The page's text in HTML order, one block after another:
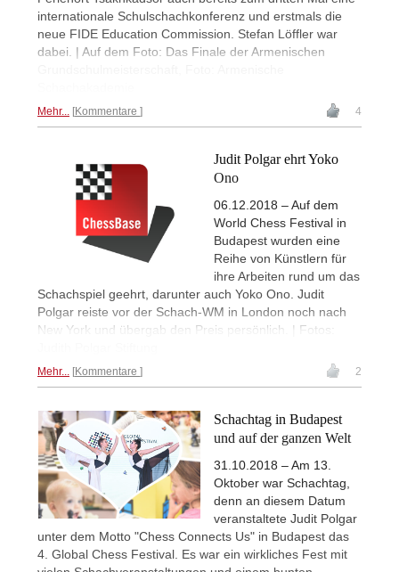
internationale Schulschachkonferenz und erstmals die
neue FIDE Education Commission. Stefan Löffler war
dabei. | Auf dem Foto: Das Finale der Armenischen
Mehr... Kommentare 4
Judit Polgar ehrt Yoko
Ono
06.12.2018 – Auf dem
World Chess Festival in
Budapest wurden eine
Reihe von Künstlern für
ihre Arbeiten rund um das
Schachspiel geehrt, darunter auch Yoko Ono. Judit
Polgar reiste vor der Schach-WM in London noch nach
New York und übergab den Preis persönlich. | Fotos:
Mehr... Kommentare 2
Schachtag in Budapest
und auf der ganzen Welt
31.10.2018 – Am 13.
Oktober war Schachtag,
denn an diesem Datum
veranstaltete Judit Polgar
unter dem Motto "Chess Connects Us" in Budapest das
4. Global Chess Festival. Es war ein wirkliches Fest mit